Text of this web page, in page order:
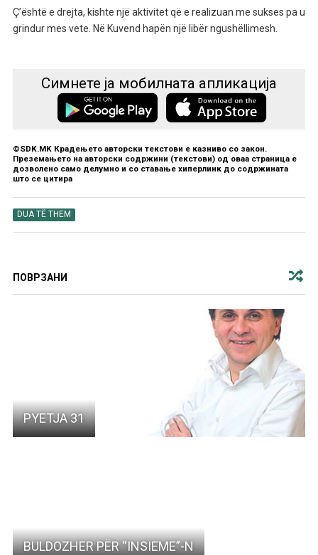
Ç’është e drejta, kishte një aktivitet që e realizuan me sukses pa u
grindur mes vete. Në Kuvend hapën një libër ngushëllimesh.
Симнете ја мобилната апликација
©SDK.MK Крадењето авторски текстови е казниво со закон.
Преземањето на авторски содржини (текстови) од оваа страница е
дозволено само делумно и со ставање хиперлинк до содржината
што се цитира
DUA TË THEM
ПОВРЗАНИ
PYETJA 31
BULDOZHER PËR “INSIEME”-N